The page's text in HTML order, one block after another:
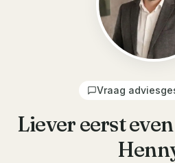
Vraag
Liever eerst